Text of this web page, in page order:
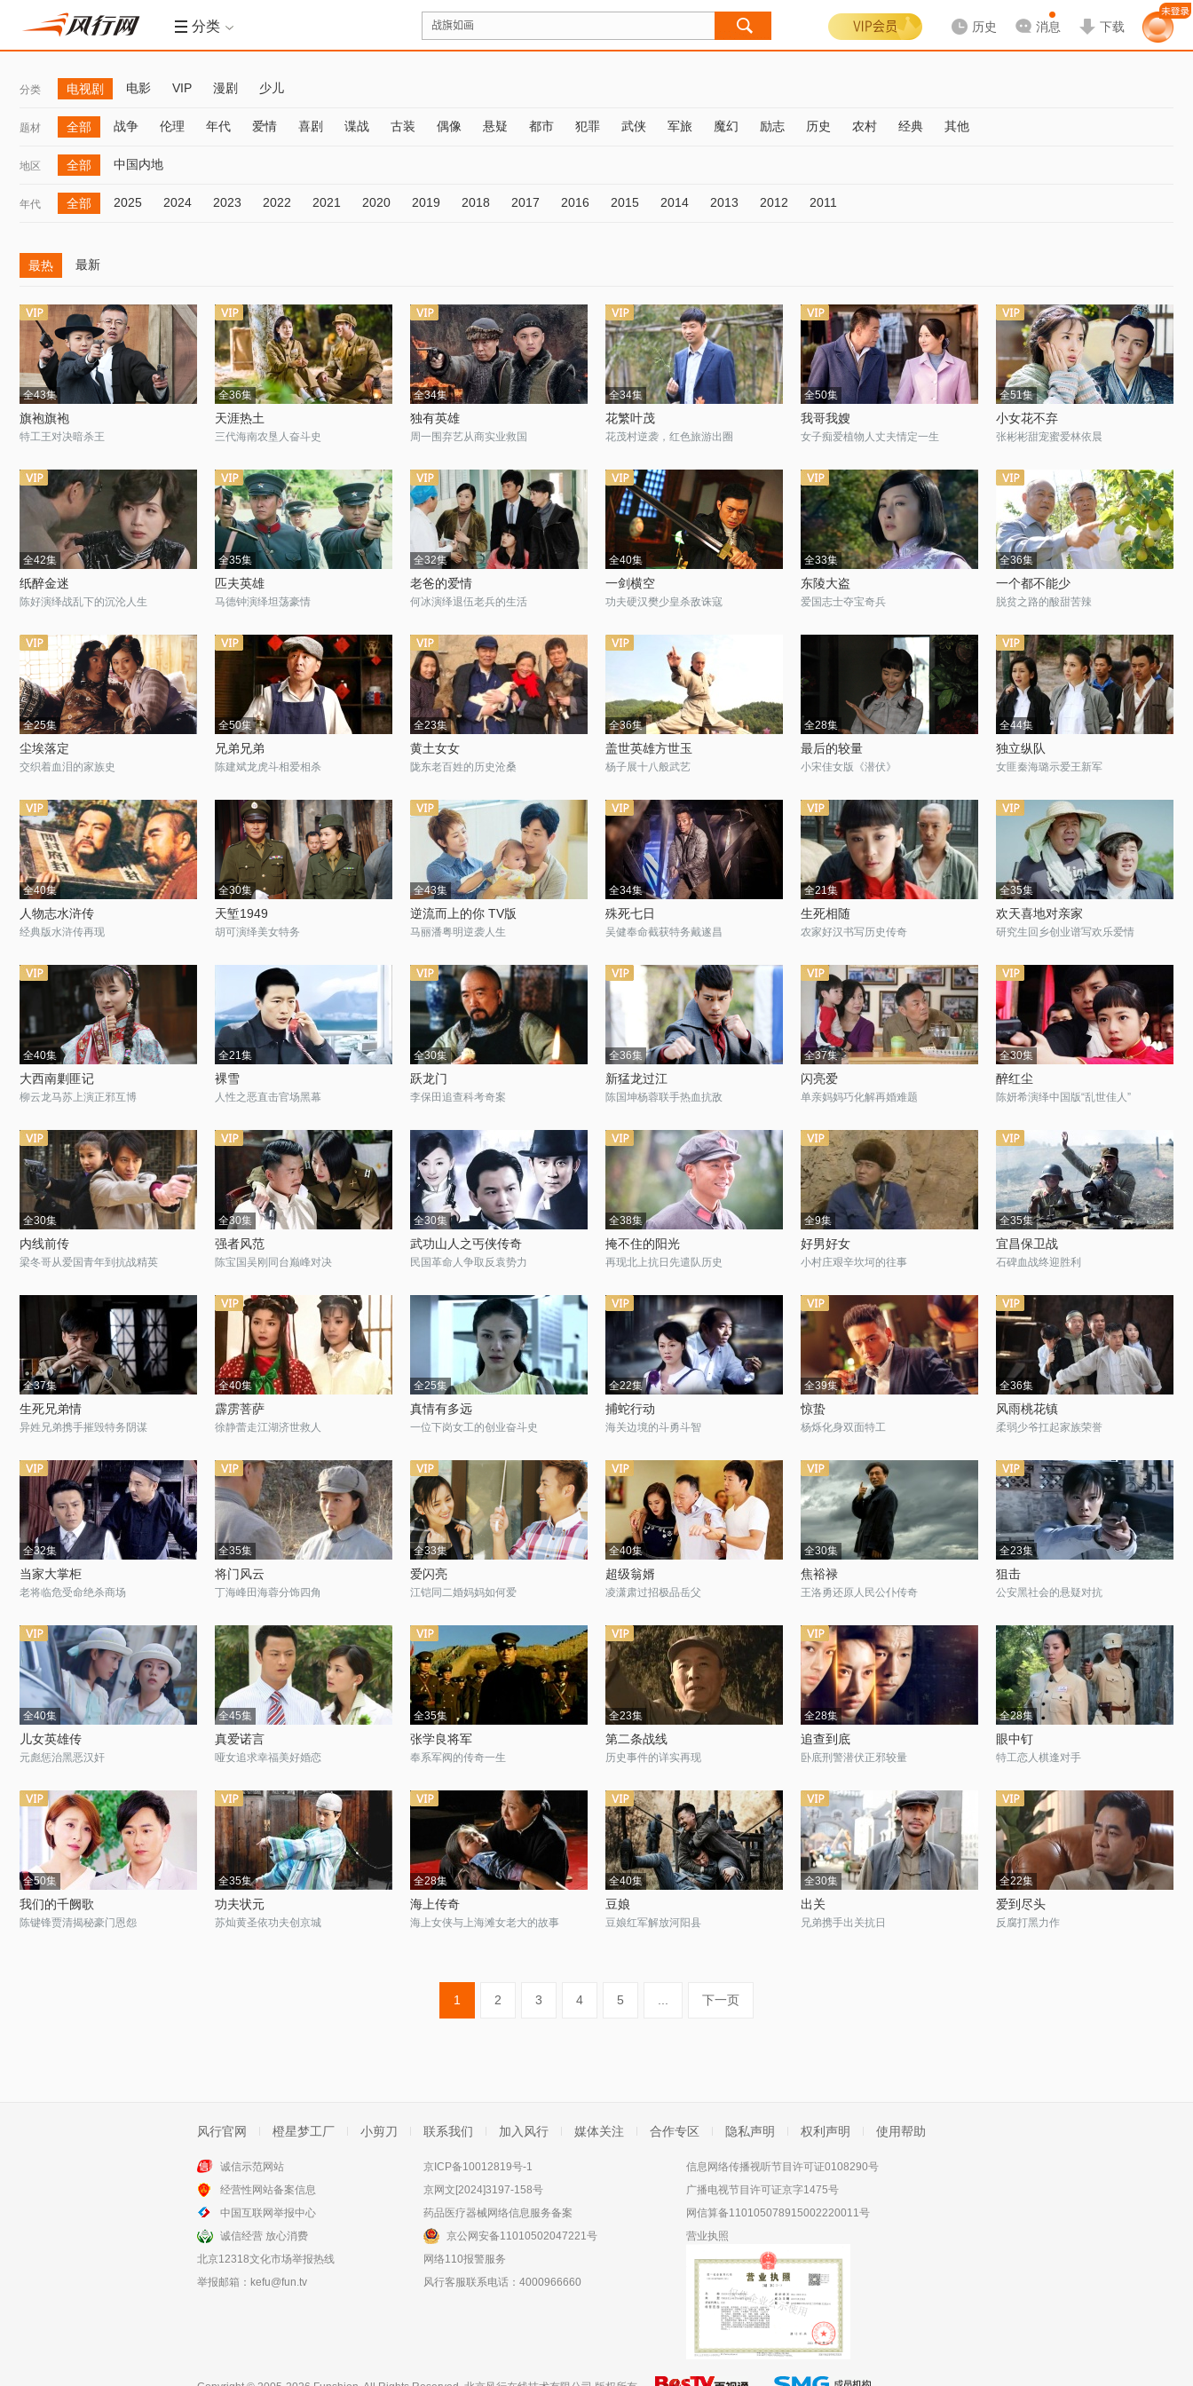
分类 历史 消息 下载
分类 电视剧 电影 VIP 漫剧 少儿
题材 全部 战争 伦理 年代 爱情 喜剧 谍战 古装 偶像 悬疑 都市 犯罪 武侠 军旅 魔幻 励志 历史 农村 经典 其他
地区 全部 中国内地
年代 全部 2025 2024 2023 2022 2021 2020 2019 2018 2017 2016 2015 2014 2013 2012 2011
最热 最新
全43集
旗袍旗袍
特工王对决暗杀王
全36集
天涯热土
三代海南农垦人奋斗史
全34集
独有英雄
周一围弃艺从商实业救国
全34集
花繁叶茂
花茂村逆袭，红色旅游出圈
全50集
我哥我嫂
女子痴爱植物人丈夫情定一生
全51集
小女花不弃
张彬彬甜宠蜜爱林依晨
全42集
纸醉金迷
陈好演绎战乱下的沉沦人生
全35集
匹夫英雄
马德钟演绎坦荡豪情
全32集
老爸的爱情
何冰演绎退伍老兵的生活
全40集
一剑横空
功夫硬汉樊少皇杀敌诛寇
全33集
东陵大盗
爱国志士夺宝奇兵
全36集
一个都不能少
脱贫之路的酸甜苦辣
全25集
尘埃落定
交织着血泪的家族史
全50集
兄弟兄弟
陈建斌龙虎斗相爱相杀
全23集
黄土女女
陇东老百姓的历史沧桑
全36集
盖世英雄方世玉
杨子展十八般武艺
全28集
最后的较量
小宋佳女版《潜伏》
全44集
独立纵队
女匪秦海璐示爱王新军
全40集
人物志水浒传
经典版水浒传再现
全30集
天堑1949
胡可演绎美女特务
全43集
逆流而上的你 TV版
马丽潘粤明逆袭人生
全34集
殊死七日
吴健奉命截获特务戴遂昌
全21集
生死相随
农家好汉书写历史传奇
全35集
欢天喜地对亲家
研究生回乡创业谱写欢乐爱情
全40集
大西南剿匪记
柳云龙马苏上演正邪互博
全21集
裸雪
人性之恶直击官场黑幕
全30集
跃龙门
李保田追查科考奇案
全36集
新猛龙过江
陈国坤杨蓉联手热血抗敌
全37集
闪亮爱
单亲妈妈巧化解再婚难题
全30集
醉红尘
陈妍希演绎中国版“乱世佳人”
全30集
内线前传
梁冬哥从爱国青年到抗战精英
全30集
强者风范
陈宝国吴刚同台巅峰对决
全30集
武功山人之丐侠传奇
民国革命人争取反袁势力
全38集
掩不住的阳光
再现北上抗日先遣队历史
全9集
好男好女
小村庄艰辛坎坷的往事
全35集
宜昌保卫战
石碑血战终迎胜利
全37集
生死兄弟情
异姓兄弟携手摧毁特务阴谋
全40集
霹雳菩萨
徐静蕾走江湖济世救人
全25集
真情有多远
一位下岗女工的创业奋斗史
全22集
捕蛇行动
海关边境的斗勇斗智
全39集
惊蛰
杨烁化身双面特工
全36集
风雨桃花镇
柔弱少爷扛起家族荣誉
全32集
当家大掌柜
老将临危受命绝杀商场
全35集
将门风云
丁海峰田海蓉分饰四角
全33集
爱闪亮
江铠同二婚妈妈如何爱
全40集
超级翁婿
凌潇肃过招极品岳父
全30集
焦裕禄
王洛勇还原人民公仆传奇
全23集
狙击
公安黑社会的悬疑对抗
全40集
儿女英雄传
元彪惩治黑恶汉奸
全45集
真爱诺言
哑女追求幸福美好婚恋
全35集
张学良将军
奉系军阀的传奇一生
全23集
第二条战线
历史事件的详实再现
全28集
追查到底
卧底刑警潜伏正邪较量
全28集
眼中钉
特工恋人棋逢对手
全50集
我们的千阙歌
陈键锋贾清揭秘豪门恩怨
全35集
功夫状元
苏灿黄圣依功夫创京城
全28集
海上传奇
海上女侠与上海滩女老大的故事
全40集
豆娘
豆娘红军解放河阳县
全30集
出关
兄弟携手出关抗日
全22集
爱到尽头
反腐打黑力作
1 2 3 4 5 下一页
风行官网 橙星梦工厂 小剪刀 联系我们 加入风行 媒体关注 合作专区 隐私声明 权利声明 使用帮助
诚信示范网站
经营性网站备案信息
中国互联网举报中心
诚信经营 放心消费
北京12318文化市场举报热线
举报邮箱： kefu@fun.tv
京ICP备10012819号-1
京网文[2024]3197-158号
药品医疗器械网络信息服务备案
京公网安备11010502047221号
网络110报警服务
风行客服联系电话：4000966660
信息网络传播视听节目许可证0108290号
广播电视节目许可证京字1475号
网信算备110105078915002220011号
营业执照